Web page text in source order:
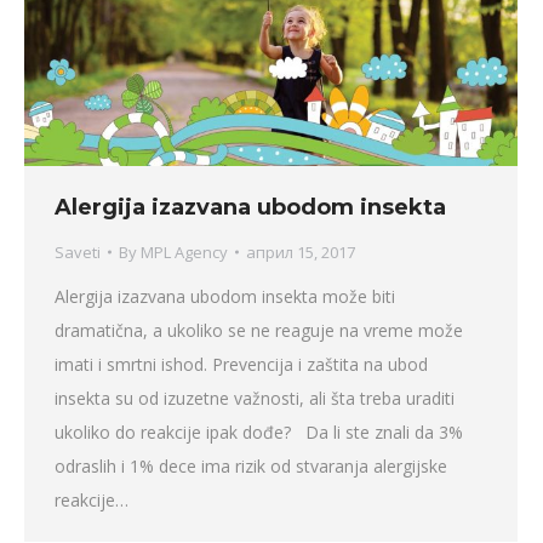
Alergija izazvana ubodom insekta
Saveti By MPL Agency април 15, 2017
Alergija izazvana ubodom insekta može biti
dramatična, a ukoliko se ne reaguje na vreme može
imati i smrtni ishod. Prevencija i zaštita na ubod
insekta su od izuzetne važnosti, ali šta treba uraditi
ukoliko do reakcije ipak dođe? Da li ste znali da 3%
odraslih i 1% dece ima rizik od stvaranja alergijske
reakcije…